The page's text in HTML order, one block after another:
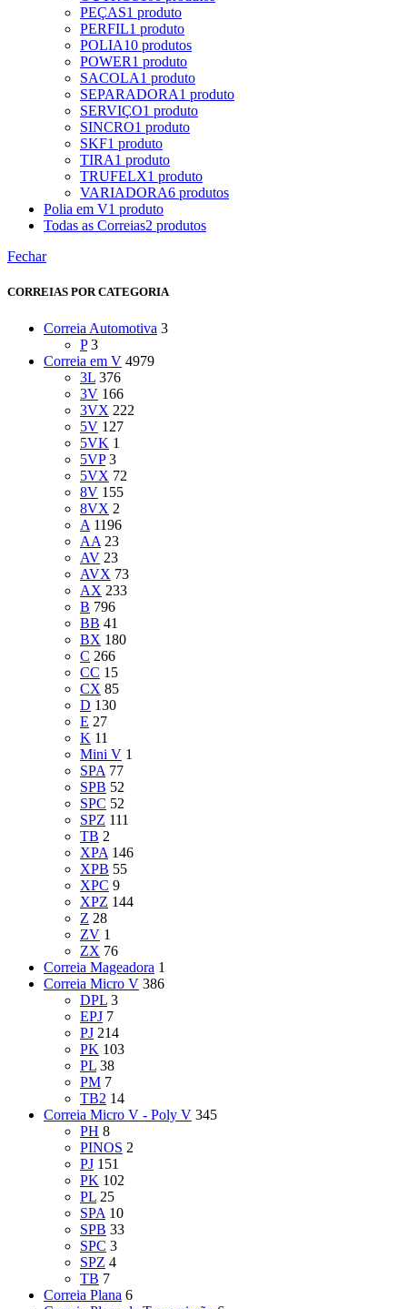
PEÇAS1 produto
PERFIL1 produto
POLIA10 produtos
POWER1 produto
SACOLA1 produto
SEPARADORA1 produto
SERVIÇO1 produto
SINCRO1 produto
SKF1 produto
TIRA1 produto
TRUFELX1 produto
VARIADORA6 produtos
Polia em V1 produto
Todas as Correias2 produtos
Fechar
CORREIAS POR CATEGORIA
Correia Automotiva 3
P 3
Correia em V 4979
3L 376
3V 166
3VX 222
5V 127
5VK 1
5VP 3
5VX 72
8V 155
8VX 2
A 1196
AA 23
AV 23
AVX 73
AX 233
B 796
BB 41
BX 180
C 266
CC 15
CX 85
D 130
E 27
K 11
Mini V 1
SPA 77
SPB 52
SPC 52
SPZ 111
TB 2
XPA 146
XPB 55
XPC 9
XPZ 144
Z 28
ZV 1
ZX 76
Correia Mageadora 1
Correia Micro V 386
DPL 3
EPJ 7
PJ 214
PK 103
PL 38
PM 7
TB2 14
Correia Micro V - Poly V 345
PH 8
PINOS 2
PJ 151
PK 102
PL 25
SPA 10
SPB 33
SPC 3
SPZ 4
TB 7
Correia Plana 6